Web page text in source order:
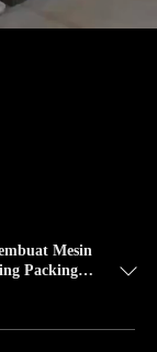
Mesin
Packing